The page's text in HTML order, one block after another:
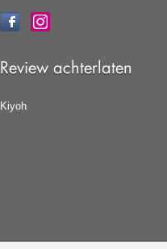
Review achterlaten
Kiyoh